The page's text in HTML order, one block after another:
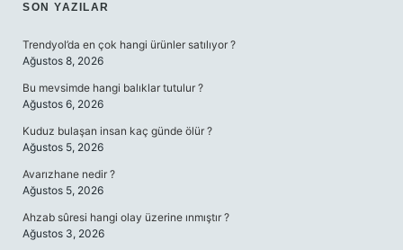
SIDEBAR
SON YAZILAR
Trendyol’da en çok hangi ürünler satılıyor ?
Ağustos 8, 2026
Bu mevsimde hangi balıklar tutulur ?
Ağustos 6, 2026
Kuduz bulaşan insan kaç günde ölür ?
Ağustos 5, 2026
Avarızhane nedir ?
Ağustos 5, 2026
Ahzab sûresi hangi olay üzerine ınmıştır ?
Ağustos 3, 2026